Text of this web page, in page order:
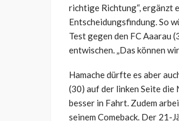
richtige Richtung“, ergänzt
Entscheidungsfindung. So
Test gegen den FC Aaarau
entwischen. „Das können
Hamache dürfte es aber
(30) auf der linken Seite die
besser in Fahrt. Zudem
seinem Comeback. Der 21-